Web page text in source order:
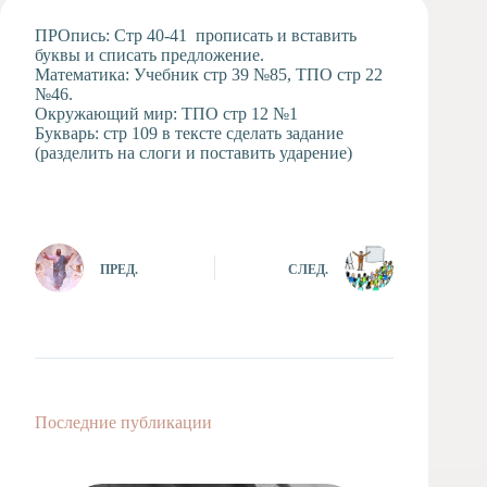
студия
Музыкальное
Психологическая
Служба
ПРОпись: Стр 40-41 прописать и вставить
буквы и списать предложение.
Математика: Учебник стр 39 №85, ТПО стр 22
№46.
Окружающий мир: ТПО стр 12 №1
Букварь: стр 109 в тексте сделать задание
(разделить на слоги и поставить ударение)
ПРЕД. СЛЕД.
Последние публикации